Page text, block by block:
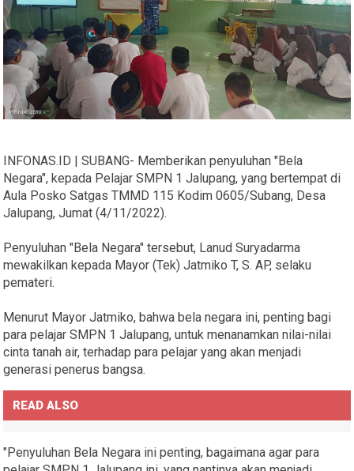
INFONAS.ID | SUBANG- Memberikan penyuluhan "Bela
Negara", kepada Pelajar SMPN 1 Jalupang, yang bertempat di
Aula Posko Satgas TMMD 115 Kodim 0605/Subang, Desa
Jalupang, Jumat (4/11/2022).
Penyuluhan "Bela Negara" tersebut, Lanud Suryadarma
mewakilkan kepada Mayor (Tek) Jatmiko T, S. AP, selaku
pemateri.
Menurut Mayor Jatmiko, bahwa bela negara ini, penting bagi
para pelajar SMPN 1 Jalupang, untuk menanamkan nilai-nilai
cinta tanah air, terhadap para pelajar yang akan menjadi
generasi penerus bangsa.
READ ALSO
"Penyuluhan Bela Negara ini penting, bagaimana agar para